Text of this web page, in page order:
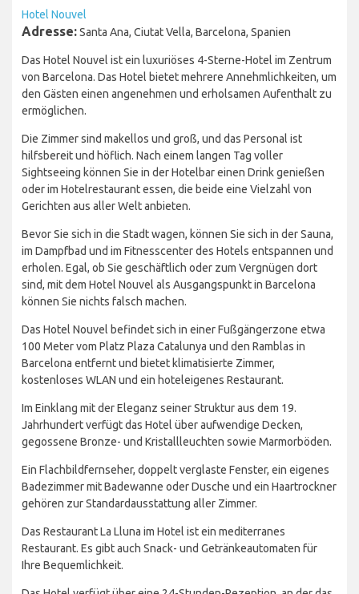
Hotel Nouvel
Adresse:Santa Ana, Ciutat Vella, Barcelona, Spanien
Das Hotel Nouvel ist ein luxuriöses 4-Sterne-Hotel im Zentrum
von Barcelona. Das Hotel bietet mehrere Annehmlichkeiten, um
den Gästen einen angenehmen und erholsamen Aufenthalt zu
ermöglichen.
Die Zimmer sind makellos und groß, und das Personal ist
hilfsbereit und höflich. Nach einem langen Tag voller
Sightseeing können Sie in der Hotelbar einen Drink genießen
oder im Hotelrestaurant essen, die beide eine Vielzahl von
Gerichten aus aller Welt anbieten.
Bevor Sie sich in die Stadt wagen, können Sie sich in der Sauna,
im Dampfbad und im Fitnesscenter des Hotels entspannen und
erholen. Egal, ob Sie geschäftlich oder zum Vergnügen dort
sind, mit dem Hotel Nouvel als Ausgangspunkt in Barcelona
können Sie nichts falsch machen.
Das Hotel Nouvel befindet sich in einer Fußgängerzone etwa
100 Meter vom Platz Plaza Catalunya und den Ramblas in
Barcelona entfernt und bietet klimatisierte Zimmer,
kostenloses WLAN und ein hoteleigenes Restaurant.
Im Einklang mit der Eleganz seiner Struktur aus dem 19.
Jahrhundert verfügt das Hotel über aufwendige Decken,
gegossene Bronze- und Kristallleuchten sowie Marmorböden.
Ein Flachbildfernseher, doppelt verglaste Fenster, ein eigenes
Badezimmer mit Badewanne oder Dusche und ein Haartrockner
gehören zur Standardausstattung aller Zimmer.
Das Restaurant La Lluna im Hotel ist ein mediterranes
Restaurant. Es gibt auch Snack- und Getränkeautomaten für
Ihre Bequemlichkeit.